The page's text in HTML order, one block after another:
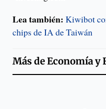
Lea también: Kiwibot
chips de IA de Taiwán
Más deEconomía y